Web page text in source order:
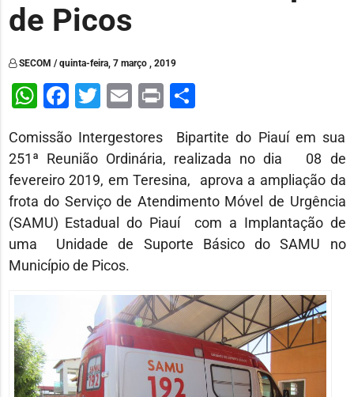
de Picos
SECOM / quinta-feira, 7 março , 2019
WhatsApp
Facebook
Twitter
Email
PrintShare
Comissão Intergestores Bipartite do Piauí em sua
251ª Reunião Ordinária, realizada no dia 08 de
fevereiro 2019, em Teresina, aprova a ampliação da
frota do Serviço de Atendimento Móvel de Urgência
(SAMU) Estadual do Piauí com a Implantação de
uma Unidade de Suporte Básico do SAMU no
Município de Picos.